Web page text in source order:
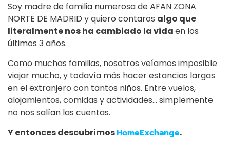
Soy madre de familia numerosa de AFAN ZONA
NORTE DE MADRID y quiero contaros algo que
literalmente nos ha cambiado la vidaen los
últimos 3 años.
Como muchas familias, nosotros veíamos imposible
viajar mucho, y todavía más hacer estancias largas
en el extranjero con tantos niños. Entre vuelos,
alojamientos, comidas y actividades… simplemente
no nos salían las cuentas.
Y entonces descubrimosHomeExchange.